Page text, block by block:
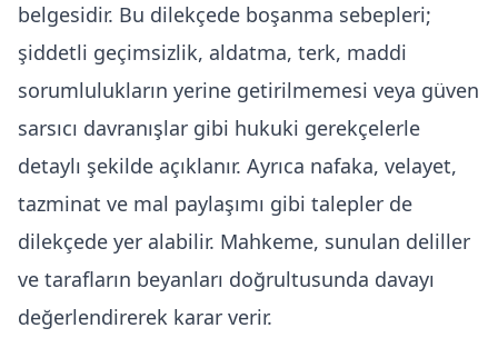
belgesidir. Bu dilekçede boşanma sebepleri;
şiddetli geçimsizlik, aldatma, terk, maddi
sorumlulukların yerine getirilmemesi veya güven
sarsıcı davranışlar gibi hukuki gerekçelerle
detaylı şekilde açıklanır. Ayrıca nafaka, velayet,
tazminat ve mal paylaşımı gibi talepler de
dilekçede yer alabilir. Mahkeme, sunulan deliller
ve tarafların beyanları doğrultusunda davayı
değerlendirerek karar verir.